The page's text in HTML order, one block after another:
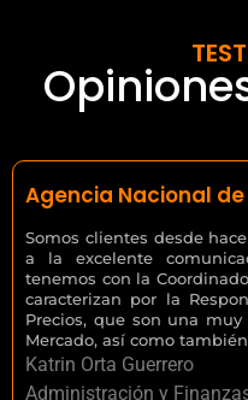
Agencia Nacional de
Somos clientes desde hace
a la excelente
tenemos con la
caracterizan por la
Precios, que son una
Mercado, así como
Katrin Orta Guerrero
Administración y